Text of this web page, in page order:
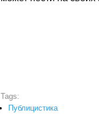
Tags:
Публицистика